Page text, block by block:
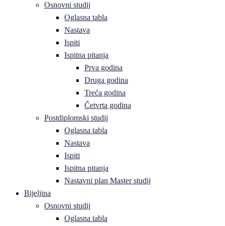
Osnovni studij
Oglasna tabla
Nastava
Ispiti
Ispitna pitanja
Prva godina
Druga godina
Treća godina
Četvrta godina
Postdiplomski studij
Oglasna tabla
Nastava
Ispiti
Ispitna pitanja
Nastavni plan Master studij
Bijeljina
Osnovni studij
Oglasna tabla